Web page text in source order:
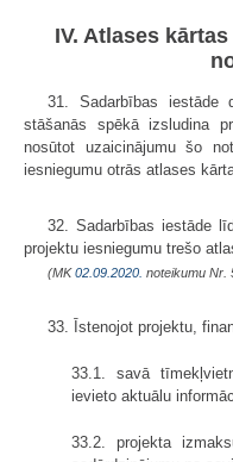
IV. Atlases
31. Sadarbības iestāde
stāšanās spēkā izsludina
nosūtot uzaicinājumu šo
iesniegumu otrās atlases
32. Sadarbības iestāde
projektu iesniegumu trešo
(MK02.09.2020. noteikumu Nr.
33. Īstenojot projektu,
33.1. savā
ievieto aktuālu
33.2. projekta